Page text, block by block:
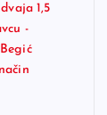
1,5
-